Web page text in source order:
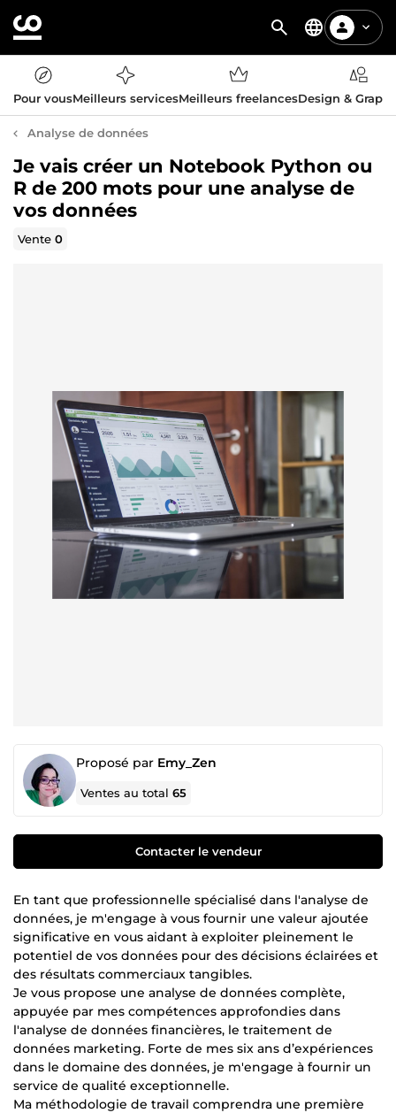
Pour vousMeilleurs servicesMeilleurs freelancesDesign &
Analyse de données
Je vais créer un Notebook Python ou
R de 200 mots pour une analyse de
vos données
Vente0
Proposé par Emy_Zen
Ventes au total65
Contacter le vendeur
En tant que professionnelle spécialisé dans l'analyse de
données, je m'engage à vous fournir une valeur ajoutée
significative en vous aidant à exploiter pleinement le
potentiel de vos données pour des décisions éclairées et
des résultats commerciaux tangibles.
Je vous propose une analyse de données complète,
appuyée par mes compétences approfondies dans
l'analyse de données financières, le traitement de
données marketing. Forte de mes six ans d’expériences
dans le domaine des données, je m'engage à fournir un
service de qualité exceptionnelle.
Ma méthodologie de travail comprendra une première